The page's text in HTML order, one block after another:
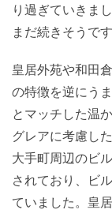
り過ぎていきま
まだ続きそうです
皇居外苑や和田
の特徴を逆にう
とマッチした温
グレアに考慮し
大手町周辺のビ
されており、ビ
ていました。皇